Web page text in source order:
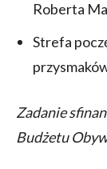
Roberta
Strefa
Zadanie
Budżetu